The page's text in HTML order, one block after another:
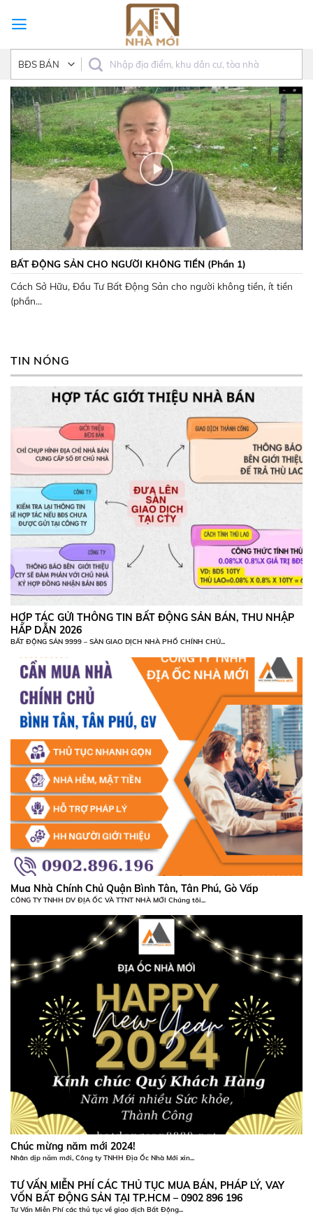
BẤT ĐỘNG SẢN CHO NGƯỜI KHÔNG TIỀN (Phần 1)
Cách Sở Hữu, Đầu Tư Bất Động Sản cho người không tiền, ít tiền
(phần...
TIN NÓNG
HỢP TÁC GỬI THÔNG TIN BẤT ĐỘNG SẢN BÁN, THU NHẬP
HẤP DẪN 2026
BẤT ĐỘNG SẢN 9999 – SÀN GIAO DỊCH NHÀ PHỐ CHÍNH CHỦ...
Mua Nhà Chính Chủ Quận Bình Tân, Tân Phú, Gò Vấp
CÔNG TY TNHH DV ĐỊA ỐC VÀ TTNT NHÀ MỚI Chúng tôi...
Chúc mừng năm mới 2024!
Nhân dịp năm mới, Công ty TNHH Địa Ốc Nhà Mới xin...
TƯ VẤN MIỄN PHÍ CÁC THỦ TỤC MUA BÁN, PHÁP LÝ, VAY
VỐN BẤT ĐỘNG SẢN TẠI TP.HCM – 0902 896 196
Tư Vấn Miễn Phí các thủ tục về giao dịch Bất Động...